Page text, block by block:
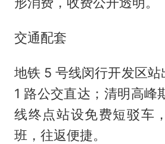
交通配套
地铁 5 号线闵行开发区站
1 路公交直达；清明高峰
线终点站设免费短驳车
班，往返便捷。